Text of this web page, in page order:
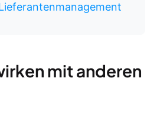
mit anderen